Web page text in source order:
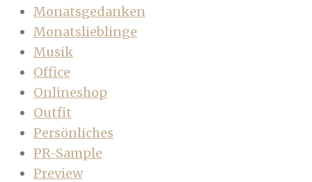
Monatsgedanken
Monatslieblinge
Musik
Office
Onlineshop
Outfit
Persönliches
PR-Sample
Preview